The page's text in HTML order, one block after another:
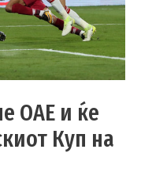
ОАЕ и ќе
Куп на